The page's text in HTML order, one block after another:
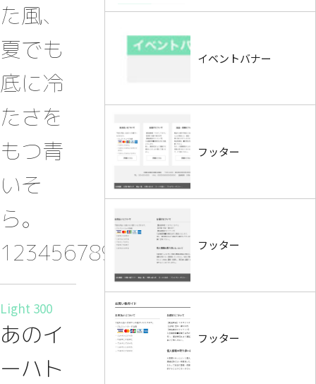
た風、
夏でも
底に冷
たさを
もつ青
いそ
ら。
1234567890
Light 300
あのイ
ーハト
イベントバナー
フッター
フッター
フッター